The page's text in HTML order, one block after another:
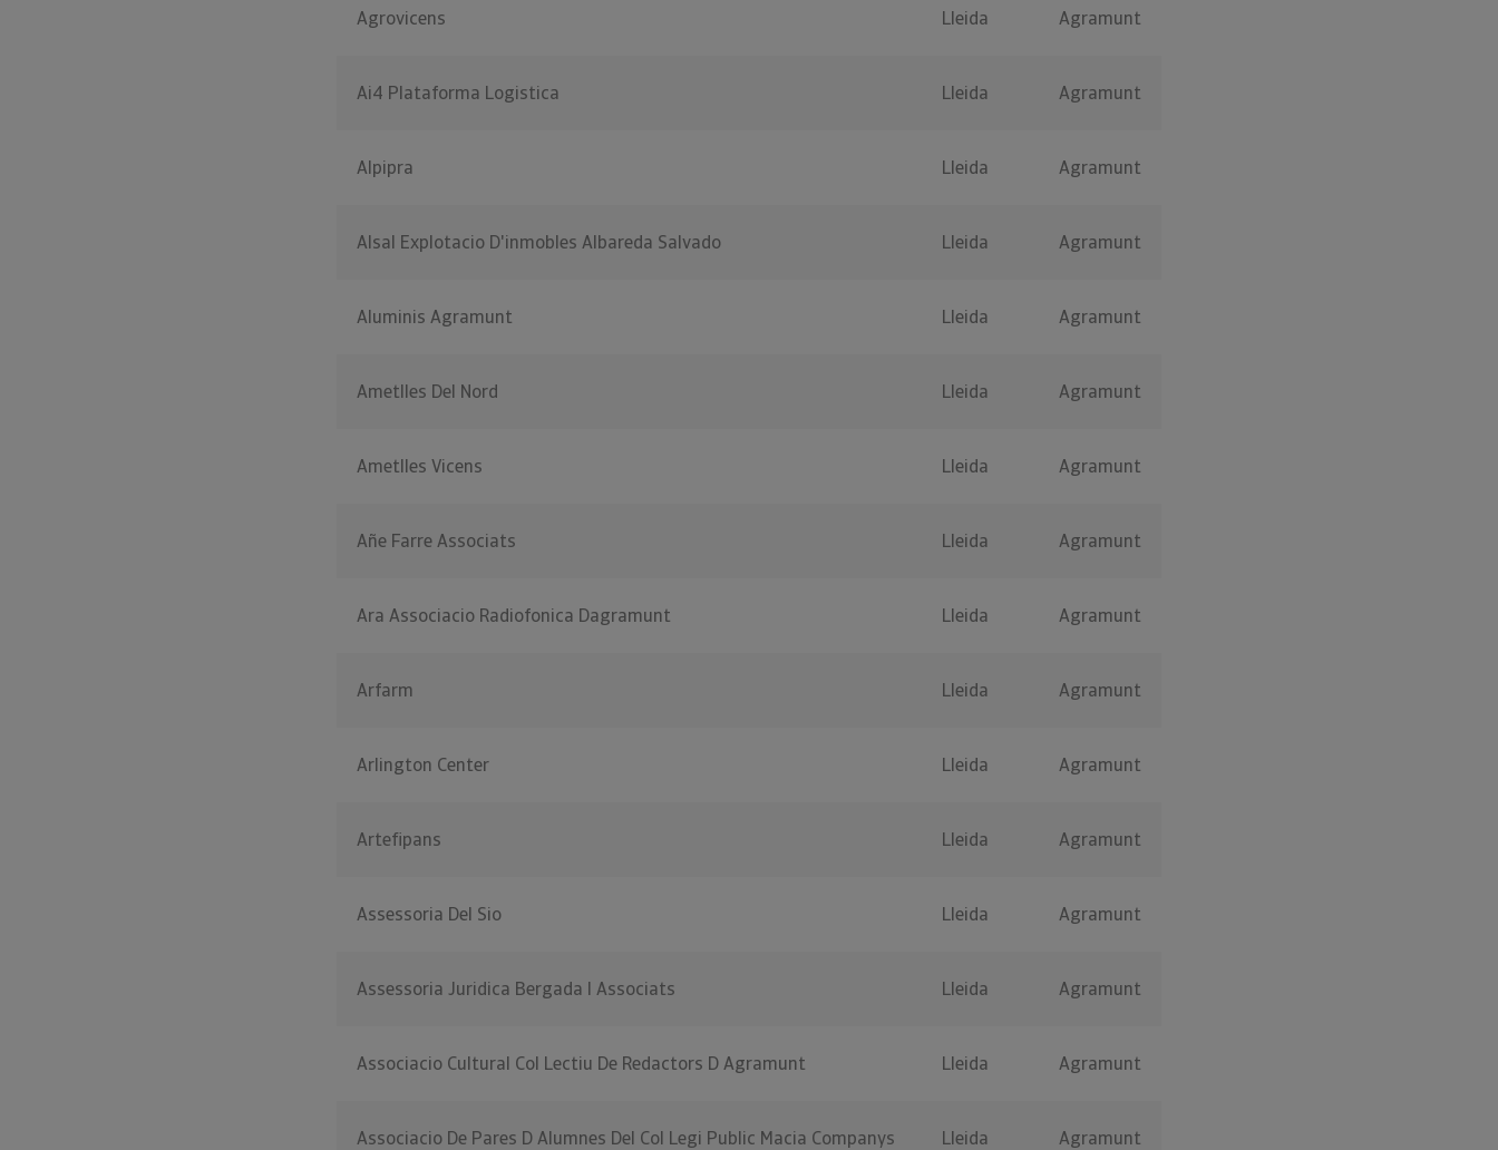
Agrovicens Lleida Agramunt
Ai4 Plataforma Logistica Lleida Agramunt
Alpipra Lleida Agramunt
Alsal Explotacio D'inmobles Albareda Salvado Lleida Agramunt
Aluminis Agramunt Lleida Agramunt
Ametlles Del Nord Lleida Agramunt
Ametlles Vicens Lleida Agramunt
Añe Farre Associats Lleida Agramunt
Ara Associacio Radiofonica Dagramunt Lleida Agramunt
Arfarm Lleida Agramunt
Arlington Center Lleida Agramunt
Artefipans Lleida Agramunt
Assessoria Del Sio Lleida Agramunt
Assessoria Juridica Bergada I Associats Lleida Agramunt
Associacio Cultural Col Lectiu De Redactors D Agramunt Lleida Agramunt
Associacio De Pares D Alumnes Del Col Legi Public Macia Companys
Lleida Agramunt